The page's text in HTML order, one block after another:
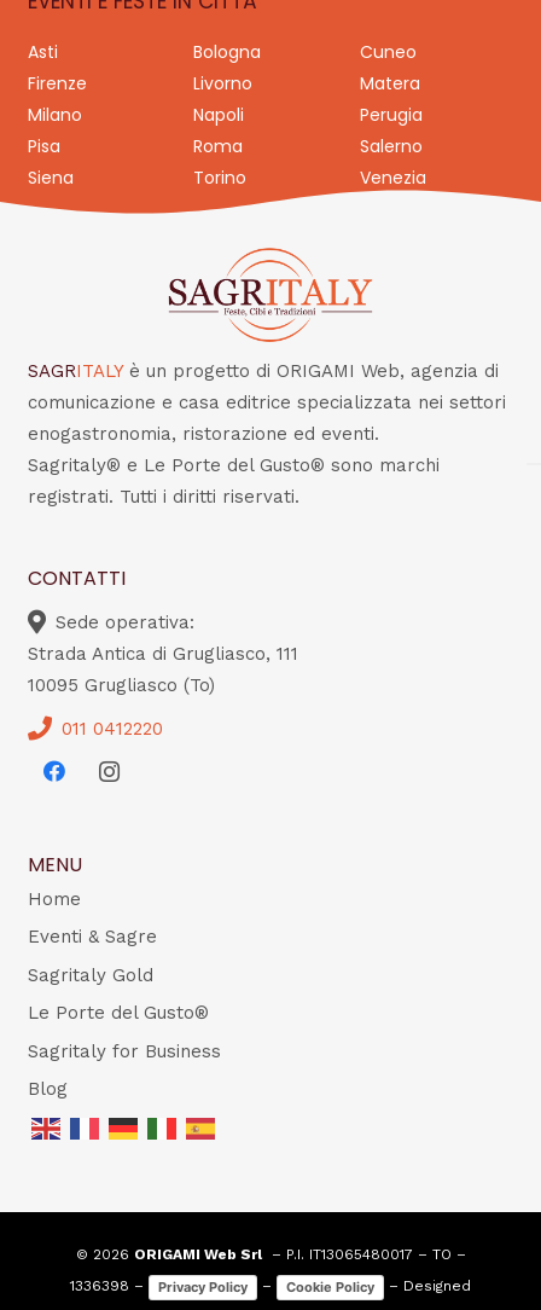
Asti Bologna
Cuneo
Firenze
Livorno
Matera
Milano
Napoli
Perugia
Pisa
Roma
Salerno
Siena
Torino Venezia
SAGRITALY è un progetto di ORIGAMI Web, agenzia di
comunicazione e casa editrice specializzata nei settori
enogastronomia, ristorazione ed eventi.
Sagritaly® e Le Porte del Gusto® sono marchi
registrati. Tutti i diritti riservati.
CONTATTI
Sede operativa:
Strada Antica di Grugliasco, 111
10095 Grugliasco (To)
011 0412220
MENU
Home
Eventi & Sagre
Sagritaly Gold
Le Porte del Gusto®
Sagritaly for Business
Blog
© 2026 ORIGAMI Web Srl– P.I. IT13065480017 – TO –
1336398 –
Privacy Policy – Cookie Policy
– Designed